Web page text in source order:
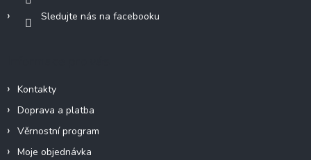
Sledujte nás na facebooku
Kontakty
Doprava a platba
Věrnostní program
Moje objednávka